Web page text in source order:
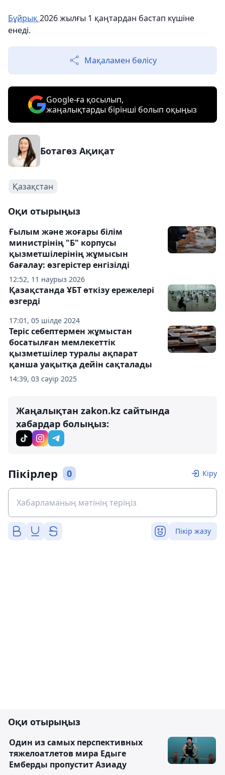
Бұйрық2026 жылғы 1 қаңтардан бастап күшіне
енеді.
Мақаламен бөлісу
Google-ға қосылып,
жаңалықтарды бірінші болып оқыңыз
Ботагөз Ақиқат
Қазақстан
Оқи отырыңыз
12:52, 11 наурыз 2026
Ғылым және жоғары білім
министрінің "Б" корпусы
қызметшілерінің жұмысын
бағалау: өзгерістер енгізілді
17:01, 05 шілде 2024
Қазақстанда ҰБТ өткізу ережелері
өзгерді
14:39, 03 сәуір 2025
Теріс себептермен жұмыстан
босатылған мемлекеттік
қызметшілер туралы ақпарат
қанша уақытқа дейін сақталады
Жаңалықтан zakon.kz сайтында
хабардар болыңыз:
Пікірлер 0 Кіру
Пікір жазу
Оқи отырыңыз
Один из самых перспективных
тяжелоатлетов мира Едыге
Емберды пропустит Азиаду